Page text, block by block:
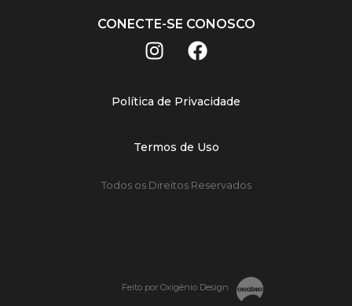
CONECTE-SE CONOSCO
Política de Privacidade
Termos de Uso
Todos os Direitos Reservados
Feito por Oxigênio Design